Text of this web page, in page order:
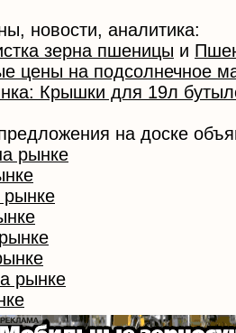
новости, аналитика:
зерна пшеницы и
цены на подсолнечное
Крышки для 19л
на доске
рынке
рынке